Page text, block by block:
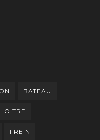
BATEAU
FREIN